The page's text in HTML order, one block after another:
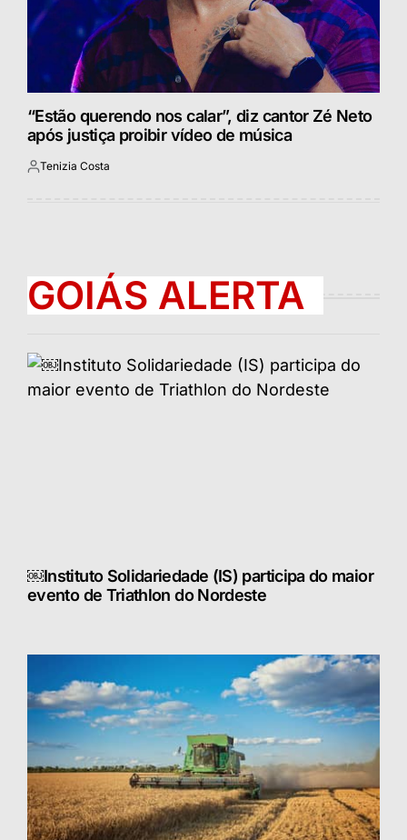
“Estão querendo nos calar”, diz cantor Zé Neto
após justiça proibir vídeo de música
Postado
Tenizia Costa
GOIÁS ALERTA
￼Instituto Solidariedade (IS) participa do maior
evento de Triathlon do Nordeste